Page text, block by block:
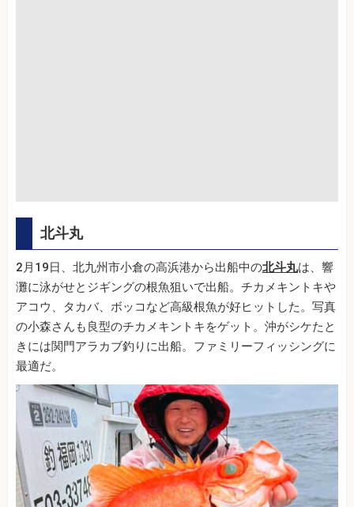
北斗丸
2月19日、北九州市小倉の高浜港から出船中の北斗丸は、響
灘に泳がせとジギングの根魚狙いで出船。チカメキントキや
アコウ、タカバ、ボッコなど高級根魚が好ヒットした。写真
の小森さんも良型のチカメキントキをゲット。沖がシケたと
きには関門アラカブ釣りに出船。ファミリーフィッシングに
最適だ。